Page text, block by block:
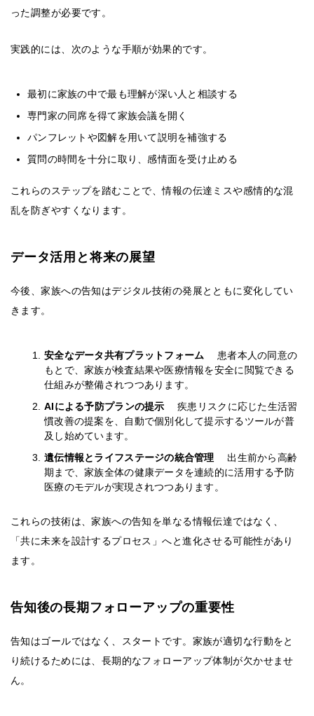
った調整が必要です。
実践的には、次のような手順が効果的です。
最初に家族の中で最も理解が深い人と相談する
専門家の同席を得て家族会議を開く
パンフレットや図解を用いて説明を補強する
質問の時間を十分に取り、感情面を受け止める
これらのステップを踏むことで、情報の伝達ミスや感情的な混
乱を防ぎやすくなります。
データ活用と将来の展望
今後、家族への告知はデジタル技術の発展とともに変化してい
きます。
安全なデータ共有プラットフォーム
患者本人の同意の
もとで、家族が検査結果や医療情報を安全に閲覧できる
仕組みが整備されつつあります。
AIによる予防プランの提示
疾患リスクに応じた生活習
慣改善の提案を、自動で個別化して提示するツールが普
及し始めています。
遺伝情報とライフステージの統合管理
出生前から高齢
期まで、家族全体の健康データを連続的に活用する予防
医療のモデルが実現されつつあります。
これらの技術は、家族への告知を単なる情報伝達ではなく、
「共に未来を設計するプロセス」へと進化させる可能性があり
ます。
告知後の長期フォローアップの重要性
告知はゴールではなく、スタートです。家族が適切な行動をと
り続けるためには、長期的なフォローアップ体制が欠かせませ
ん。